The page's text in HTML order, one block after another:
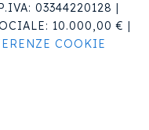
03344220128 |
10.000,00 € |
COOKIE